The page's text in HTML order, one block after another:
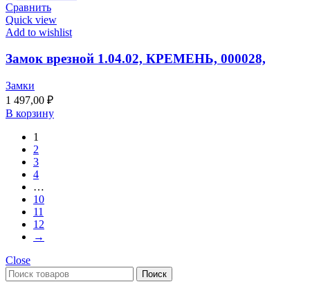
Сравнить
Quick view
Add to wishlist
Замок врезной 1.04.02, КРЕМЕНЬ, 000028,
Замки
1 497,00 ₽
В корзину
1
2
3
4
…
10
11
12
→
Close
Поиск